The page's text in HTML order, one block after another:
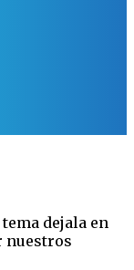
dejala en
nuestros